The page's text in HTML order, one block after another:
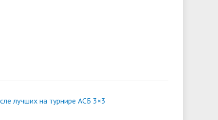
лучших на турнире АСБ 3×3